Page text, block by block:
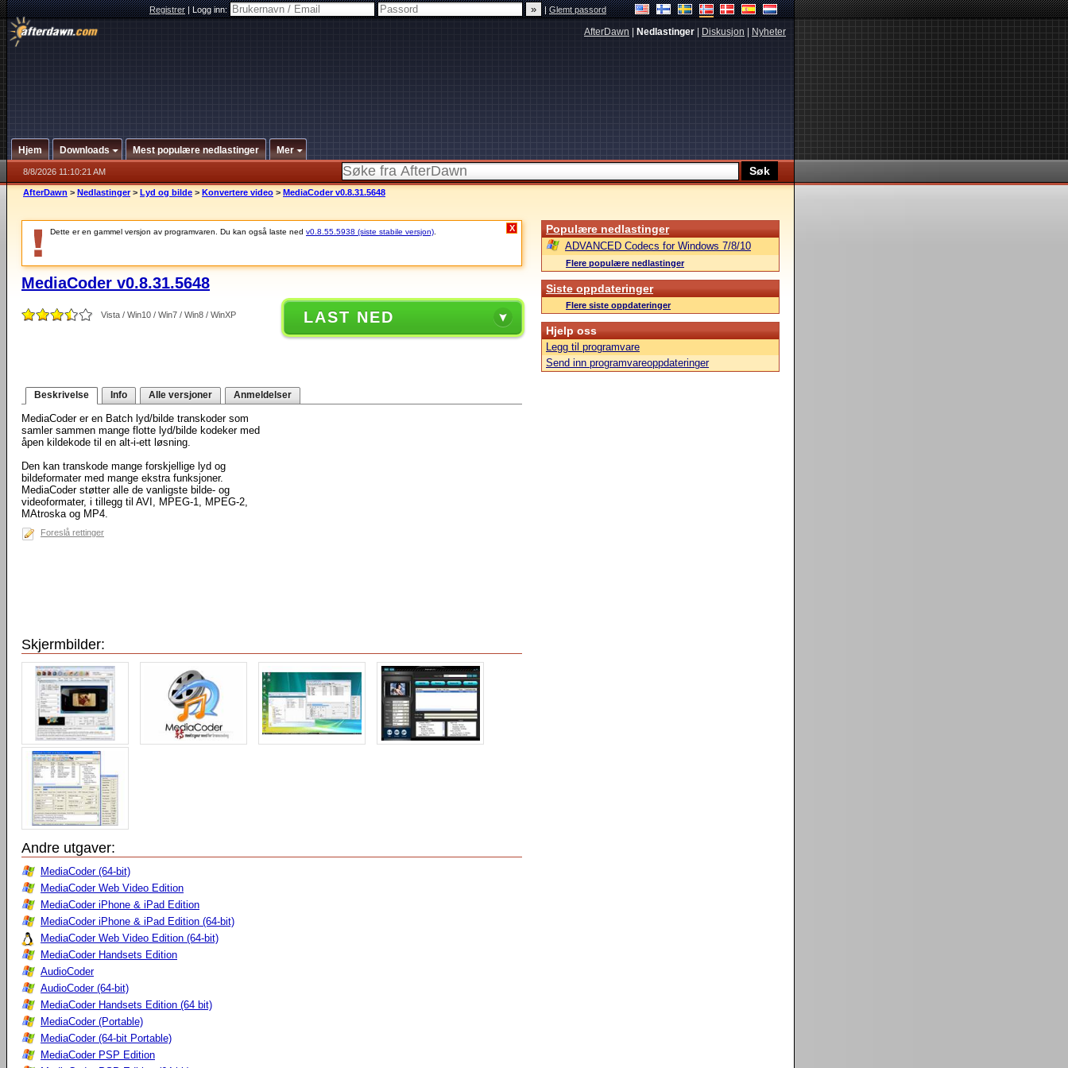
Registrer|Logg inn: |Glemt passord
AfterDawn Nedlastinger Diskusjon Nyheter
Hjem Downloads Mest populære nedlastinger Mer
8/8/2026 11:10:21 AM
AfterDawn > Nedlastinger > Lyd og bilde > Konvertere video > MediaCoder v0.8.31.5648
Dette er en gammel versjon av programvaren. Du kan også laste ned v0.8.55.5938 (siste stabile versjon) X
MediaCoder v0.8.31.5648
Vista / Win10 / Win7 / Win8 / WinXP LAST NED
Beskrivelse Info Alle versjoner Anmeldelser
MediaCoder er en Batch lyd/bilde transkoder som
samler sammen mange flotte lyd/bilde kodeker med
åpen kildekode til en alt-i-ett løsning.
Den kan transkode mange forskjellige lyd og
bildeformater med mange ekstra funksjoner.
MediaCoder støtter alle de vanligste bilde- og
videoformater, i tillegg til AVI, MPEG-1, MPEG-2,
MAtroska og MP4.
Foreslå rettinger
Skjermbilder:
Andre utgaver:
MediaCoder (64-bit)
MediaCoder Web Video Edition
MediaCoder iPhone & iPad Edition
MediaCoder iPhone & iPad Edition (64-bit)
MediaCoder Web Video Edition (64-bit)
MediaCoder Handsets Edition
AudioCoder
AudioCoder (64-bit)
MediaCoder Handsets Edition (64 bit)
MediaCoder (Portable)
MediaCoder (64-bit Portable)
MediaCoder PSP Edition
Populære nedlastinger
ADVANCED Codecs for Windows 7/8/10
Flere populære nedlastinger
Siste oppdateringer
Flere siste oppdateringer
Hjelp oss
Legg til programvare
Send inn programvareoppdateringer